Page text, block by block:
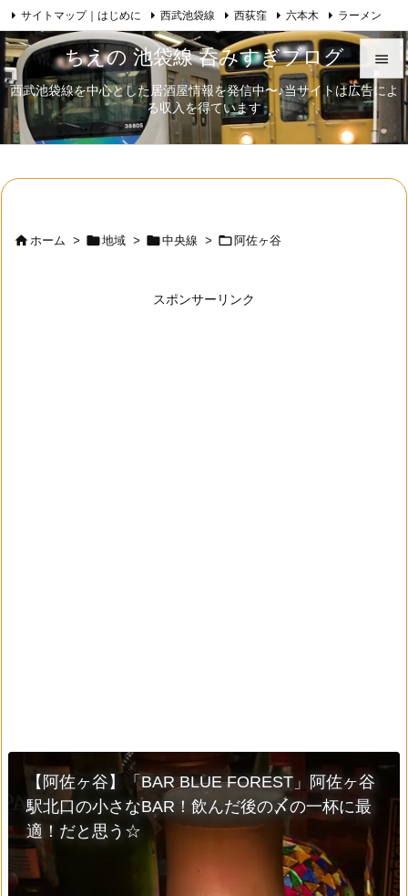
ちえの 池袋線 呑みすぎブログ
西武池袋線を中心とした居酒屋情報を発信中〜♪当サイトは広告によ
る収入を得ています


メニュ

サイトマップ｜はじめに 西武池袋線 西荻窪 六本木 ラーメン
日本酒 歌舞伎 自己紹介 RSS Feedly
ホーム > 地域 > 中央線 >  阿佐ヶ谷
スポンサーリンク
【阿佐ヶ谷】「BAR BLUE FOREST」阿佐ヶ谷
駅北口の小さなBAR！飲んだ後の〆の一杯に最
適！だと思う☆